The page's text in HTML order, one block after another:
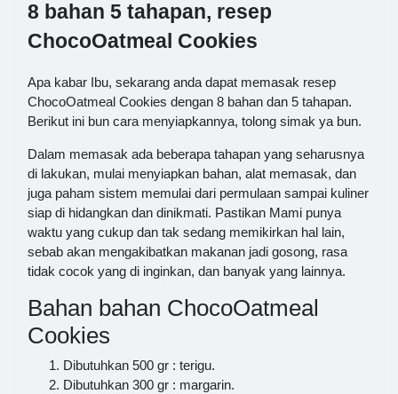
8 bahan 5 tahapan, resep
ChocoOatmeal Cookies
Apa kabar Ibu, sekarang anda dapat memasak resep
ChocoOatmeal Cookies dengan 8 bahan dan 5 tahapan.
Berikut ini bun cara menyiapkannya, tolong simak ya bun.
Dalam memasak ada beberapa tahapan yang seharusnya
di lakukan, mulai menyiapkan bahan, alat memasak, dan
juga paham sistem memulai dari permulaan sampai kuliner
siap di hidangkan dan dinikmati. Pastikan Mami punya
waktu yang cukup dan tak sedang memikirkan hal lain,
sebab akan mengakibatkan makanan jadi gosong, rasa
tidak cocok yang di inginkan, dan banyak yang lainnya.
Bahan bahan ChocoOatmeal
Cookies
Dibutuhkan 500 gr : terigu.
Dibutuhkan 300 gr : margarin.